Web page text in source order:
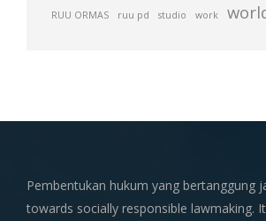
RUU ORMAS ruu pd studio work
Pembentukan hukum yang bertanggung
towards socially responsible lawmaking.